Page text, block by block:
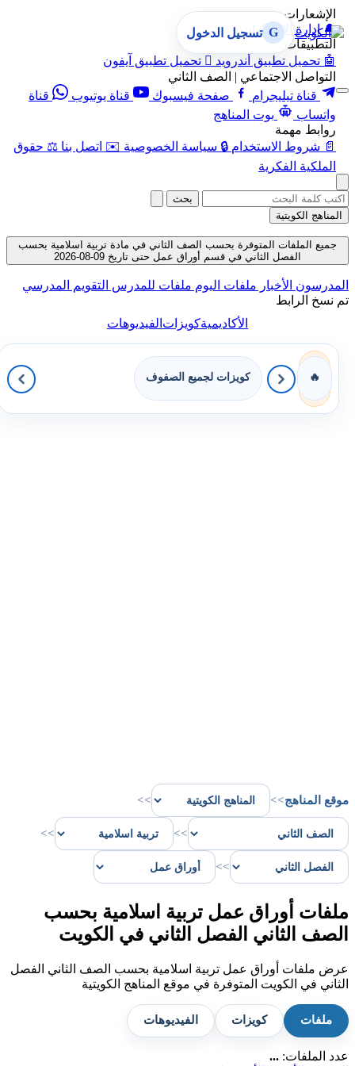
الإشعارات
🔔 إدارة الإشعارات
التطبيقات
🤖 تحميل تطبيق أندرويد  تحميل تطبيق آيفون
التواصل الاجتماعي | الصف الثاني
قناة تيليجرام
صفحة فيسبوك قناة يوتيوب
قناة
واتساب
بوت المناهج
روابط مهمة
📄 شروط الاستخدام 🔒 سياسة الخصوصية ✉️ اتصل بنا ⚖️ حقوق
الملكية الفكرية
G تسجيل الدخول
بحث
المناهج الكويتية
جميع الملفات المتوفرة بحسب الصف الثاني في مادة تربية اسلامية بحسب
الفصل الثاني في قسم أوراق عمل حتى تاريخ 09-08-2026
المدرسون الأخبار ملفات اليوم ملفات للمدرس التقويم المدرسي
تم نسخ الرابط
الأكاديميةكويزاتالفيديوهات
🔥 كويزات لجميع الصفوف
موقع المناهج>>
>>
>>
>>
>>
ملفات أوراق عمل تربية اسلامية بحسب
الصف الثاني الفصل الثاني في الكويت
عرض ملفات أوراق عمل تربية اسلامية بحسب الصف الثاني الفصل
الثاني في الكويت المتوفرة في موقع المناهج الكويتية
ملفات كويزات الفيديوهات
عدد الملفات: ...